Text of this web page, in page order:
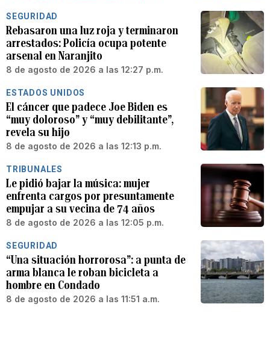
SEGURIDAD
Rebasaron una luz roja y terminaron
arrestados: Policía ocupa potente
arsenal en Naranjito
8 de agosto de 2026 a las 12:27 p.m.
ESTADOS UNIDOS
El cáncer que padece Joe Biden es
“muy doloroso” y “muy debilitante”,
revela su hijo
8 de agosto de 2026 a las 12:13 p.m.
TRIBUNALES
Le pidió bajar la música: mujer
enfrenta cargos por presuntamente
empujar a su vecina de 74 años
8 de agosto de 2026 a las 12:05 p.m.
SEGURIDAD
“Una situación horrorosa”: a punta de
arma blanca le roban bicicleta a
hombre en Condado
8 de agosto de 2026 a las 11:51 a.m.